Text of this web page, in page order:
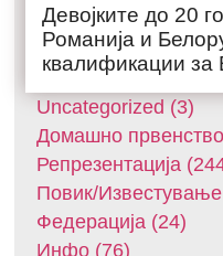
Девојките до 20
Романија и
квалификации за
Uncategorized (3)
Домашнo
Репрезентација
Повик/
Федерација (24)
Инфо (76)